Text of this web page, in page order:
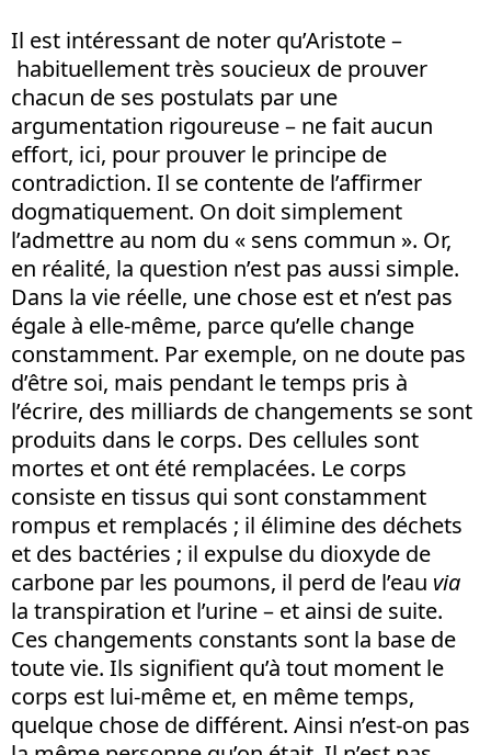
Il est intéressant de noter qu’Aristote –
habituellement très soucieux de prouver
chacun de ses postulats par une
argumentation rigoureuse – ne fait aucun
effort, ici, pour prouver le principe de
contradiction. Il se contente de l’affirmer
dogmatiquement. On doit simplement
l’admettre au nom du « sens commun ». Or,
en réalité, la question n’est pas aussi simple.
Dans la vie réelle, une chose est et n’est pas
égale à elle-même, parce qu’elle change
constamment. Par exemple, on ne doute pas
d’être soi, mais pendant le temps pris à
l’écrire, des milliards de changements se sont
produits dans le corps. Des cellules sont
mortes et ont été remplacées. Le corps
consiste en tissus qui sont constamment
rompus et remplacés ; il élimine des déchets
et des bactéries ; il expulse du dioxyde de
carbone par les poumons, il perd de l’eau via
la transpiration et l’urine – et ainsi de suite.
Ces changements constants sont la base de
toute vie. Ils signifient qu’à tout moment le
corps est lui-même et, en même temps,
quelque chose de différent. Ainsi n’est-on pas